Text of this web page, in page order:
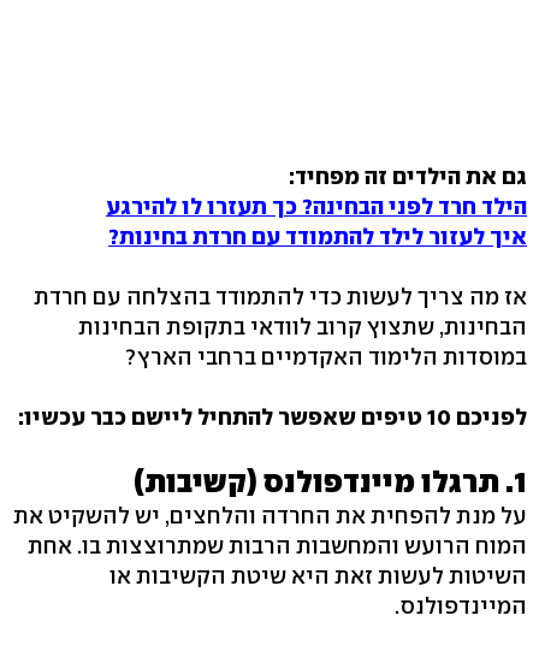
גם את הילדים זה מפחיד:
הילד חרד לפני הבחינה? כך תעזרו לו להירגע
איך לעזור לילד להתמודד עם חרדת בחינות?
אז מה צריך לעשות כדי להתמודד בהצלחה עם חרדת
הבחינות, שתצוץ קרוב לוודאי בתקופת הבחינות
במוסדות הלימוד האקדמיים ברחבי הארץ?
לפניכם 10 טיפים שאפשר להתחיל ליישם כבר עכשיו:
1. תרגלו מיינדפולנס (קשיבות)
על מנת להפחית את החרדה והלחצים, יש להשקיט את
המוח הרועש והמחשבות הרבות שמתרוצצות בו. אחת
השיטות לעשות זאת היא שיטת הקשיבות או
המיינדפולנס.